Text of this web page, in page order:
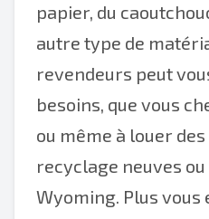
papier, du
autre type de
revendeurs peut
besoins, que vous
ou même à louer
recyclage neuves
Wyoming. Plus vous